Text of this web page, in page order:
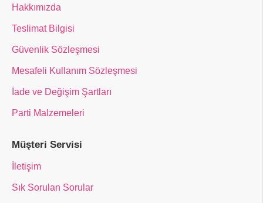
Hakkımızda
Teslimat Bilgisi
Güvenlik Sözleşmesi
Mesafeli Kullanım Sözleşmesi
İade ve Değişim Şartları
Parti Malzemeleri
Müşteri Servisi
İletişim
Sık Sorulan Sorular